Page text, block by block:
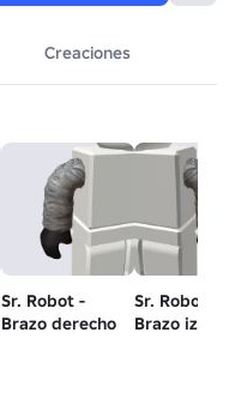
Creaciones
Sr. Robot -
Brazo derecho
Sr. Robot -
Brazo